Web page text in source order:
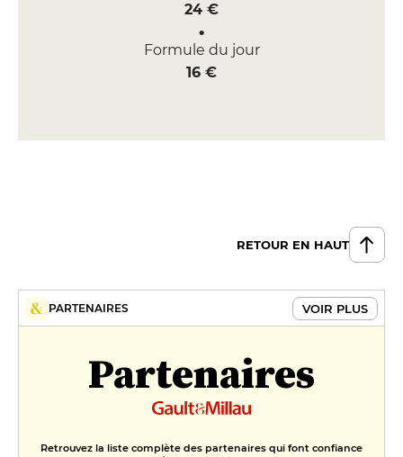
24 €
Formule du jour
16 €
RETOUR EN HAUT
PARTENAIRES VOIR PLUS
Partenaires
Retrouvez la liste complète des partenaires qui font confiance